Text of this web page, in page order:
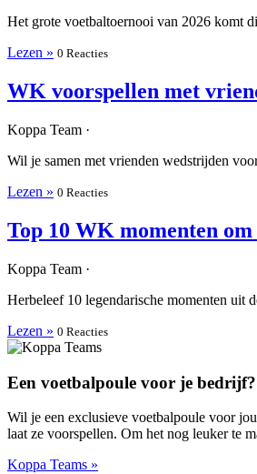
Het grote voetbaltoernooi van 2026 komt
Lezen » 0 Reacties
WK voorspellen met
Koppa Team ·
Wil je samen met vrienden wedstrijden
Lezen » 0 Reacties
Top 10 WK momenten
Koppa Team ·
Herbeleef 10 legendarische momenten uit
Lezen » 0 Reacties
Een voetbalpoule voor je bedrijf?
Wil je een exclusieve voetbalpoule voor
laat ze voorspellen. Om het nog leuker te
Koppa Teams »